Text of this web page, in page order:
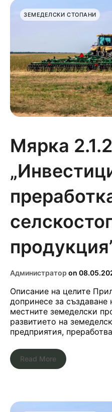
ЗЕМЕДЕЛСКИ СТОПАНИ
Мярка 2.1.2
Администратор on
Описание на целите
допринесе за създаване
местните земеделски
развитието на
предприятия,
Read More